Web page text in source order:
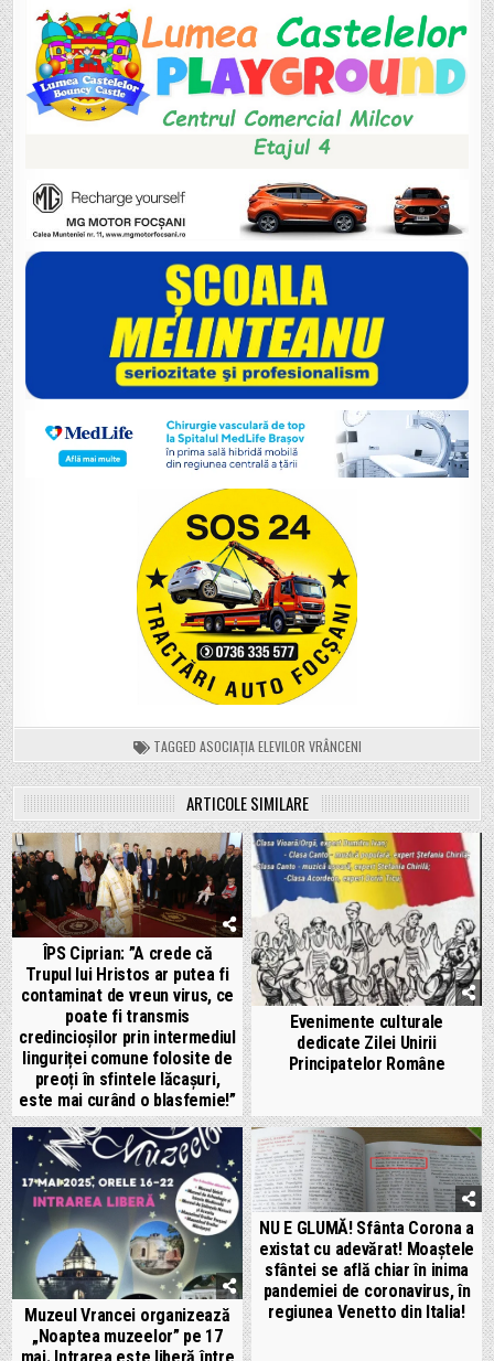
TAGGED ASOCIAȚIA ELEVILOR VRÂNCENI
ARTICOLE SIMILARE
ÎPS Ciprian: ”A crede că
Trupul lui Hristos ar putea fi
contaminat de vreun virus, ce
poate fi transmis
credincioșilor prin intermediul
linguriței comune folosite de
preoți în sfintele lăcașuri,
este mai curând o blasfemie!”
Evenimente culturale
dedicate Zilei Unirii
Principatelor Române
Muzeul Vrancei organizează
„Noaptea muzeelor” pe 17
NU E GLUMĂ! Sfânta Corona a
existat cu adevărat! Moaștele
sfântei se află chiar în inima
pandemiei de coronavirus, în
regiunea Venetto din Italia!